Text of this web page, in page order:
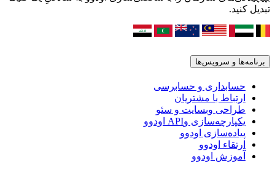
تبدیل کنید.
برنامه‌ها و سرویس‌ها
حسابداری و حسابرسی
ارتباط با مشتریان
طراحی وبسایت و سئو
یکپارچه‌سازی وAPI اودوو
پیاده‌سازی اودوو
ارتقاء اودوو
آموزش اودوو